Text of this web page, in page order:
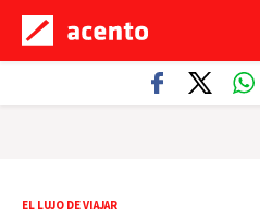
EL LUJO DE VIAJAR